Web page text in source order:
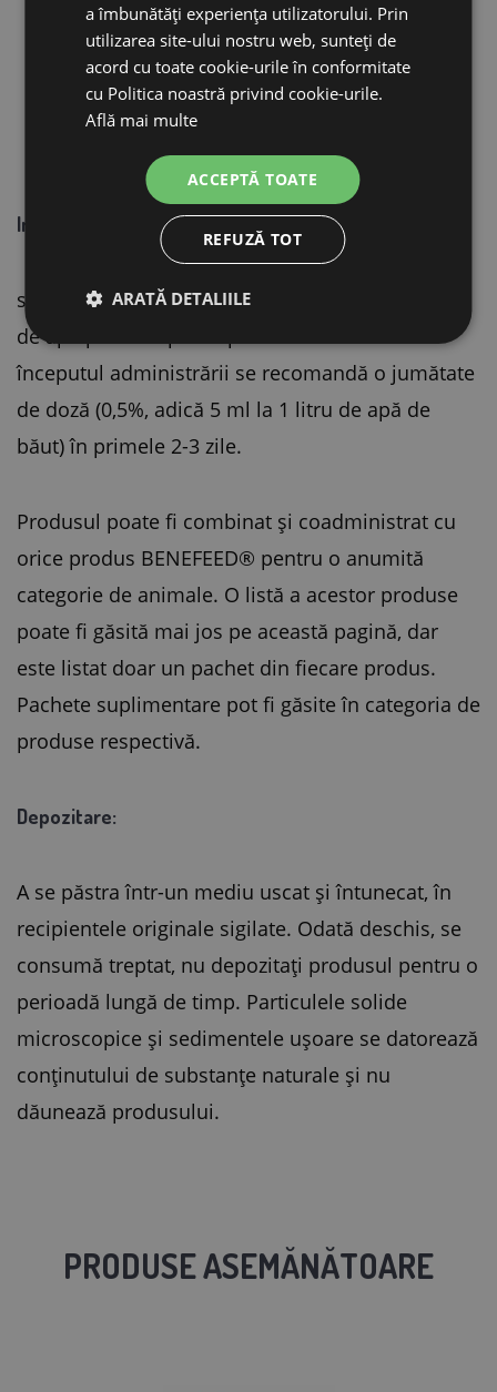
vitamina C
extracte de origine naturală
Instrucțiuni de hrănire:
se administrează în proporție de 10 ml la 1 litru
de apă potabilă pe tot parcursul anului. La
începutul administrării se recomandă o jumătate
de doză (0,5%, adică 5 ml la 1 litru de apă de
băut) în primele 2-3 zile.
Produsul poate fi combinat și coadministrat cu
orice produs BENEFEED® pentru o anumită
categorie de animale. O listă a acestor produse
poate fi găsită mai jos pe această pagină, dar
este listat doar un pachet din fiecare produs.
Pachete suplimentare pot fi găsite în categoria de
produse respectivă.
Depozitare:
A se păstra într-un mediu uscat și întunecat, în
recipientele originale sigilate. Odată deschis, se
consumă treptat, nu depozitați produsul pentru o
perioadă lungă de timp. Particulele solide
microscopice și sedimentele ușoare se datorează
conținutului de substanțe naturale și nu
dăunează produsului.
PRODUSE ASEMĂNĂTOARE
a îmbunătăți experiența utilizatorului. Prin
utilizarea site-ului nostru web, sunteți de
acord cu toate cookie-urile în conformitate
cu Politica noastră privind cookie-urile.
Află mai multe
ACCEPTĂ TOATE
REFUZĂ TOT
ARATĂ DETALIILE